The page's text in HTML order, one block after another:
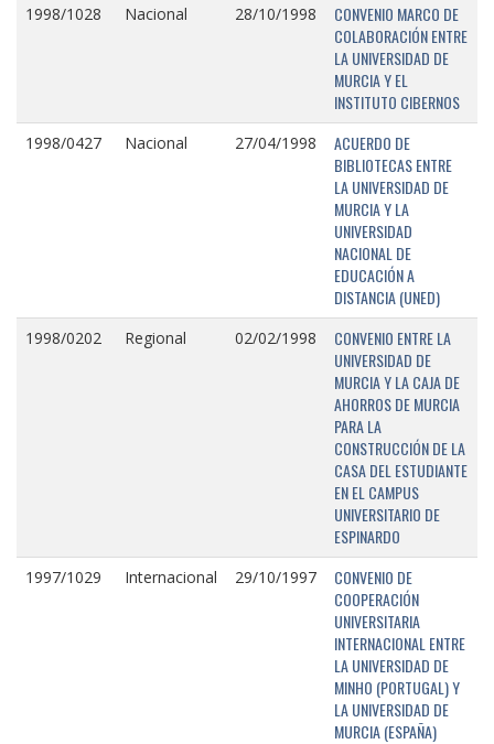
1998/1028 Nacional 28/10/1998
CONVENIO MARCO DE
COLABORACIÓN ENTRE
LA UNIVERSIDAD DE
MURCIA Y EL
INSTITUTO CIBERNOS
1998/0427 Nacional 27/04/1998
ACUERDO DE
BIBLIOTECAS ENTRE
LA UNIVERSIDAD DE
MURCIA Y LA
UNIVERSIDAD
NACIONAL DE
EDUCACIÓN A
DISTANCIA (UNED)
1998/0202 Regional 02/02/1998
CONVENIO ENTRE LA
UNIVERSIDAD DE
MURCIA Y LA CAJA DE
AHORROS DE MURCIA
PARA LA
CONSTRUCCIÓN DE LA
CASA DEL ESTUDIANTE
EN EL CAMPUS
UNIVERSITARIO DE
ESPINARDO
1997/1029 Internacional 29/10/1997
CONVENIO DE
COOPERACIÓN
UNIVERSITARIA
INTERNACIONAL ENTRE
LA UNIVERSIDAD DE
MINHO (PORTUGAL) Y
LA UNIVERSIDAD DE
MURCIA (ESPAÑA)